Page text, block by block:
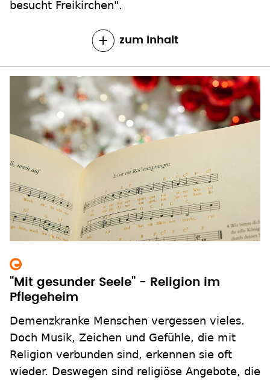
"Mit gesunder Seele" - Religion im
Demenzkranke Menschen vergessen vieles.
Doch Musik, Zeichen und Gefühle, die mit
Religion verbunden sind, erkennen sie oft
wieder. Deswegen sind religiöse Angebote, die
die Sinne ansprechen, in Pflegeheimen
sinnvoll.